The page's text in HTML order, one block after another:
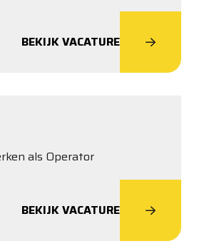
BEKIJK VACATURE
als Operator
BEKIJK VACATURE